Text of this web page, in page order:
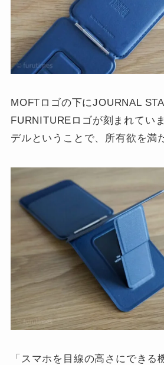
MOFTロゴの下にJOURNAL
FURNITUREロゴが刻まれてい
デルということで、所有欲を満
「スマホを目線の高さにできる